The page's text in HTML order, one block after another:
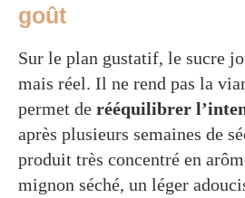
goût
Sur le plan gustatif, le sucre
mais réel. Il ne rend pas la
permet de rééquilibrer
après plusieurs semaines de
produit très concentré en
mignon séché, un léger